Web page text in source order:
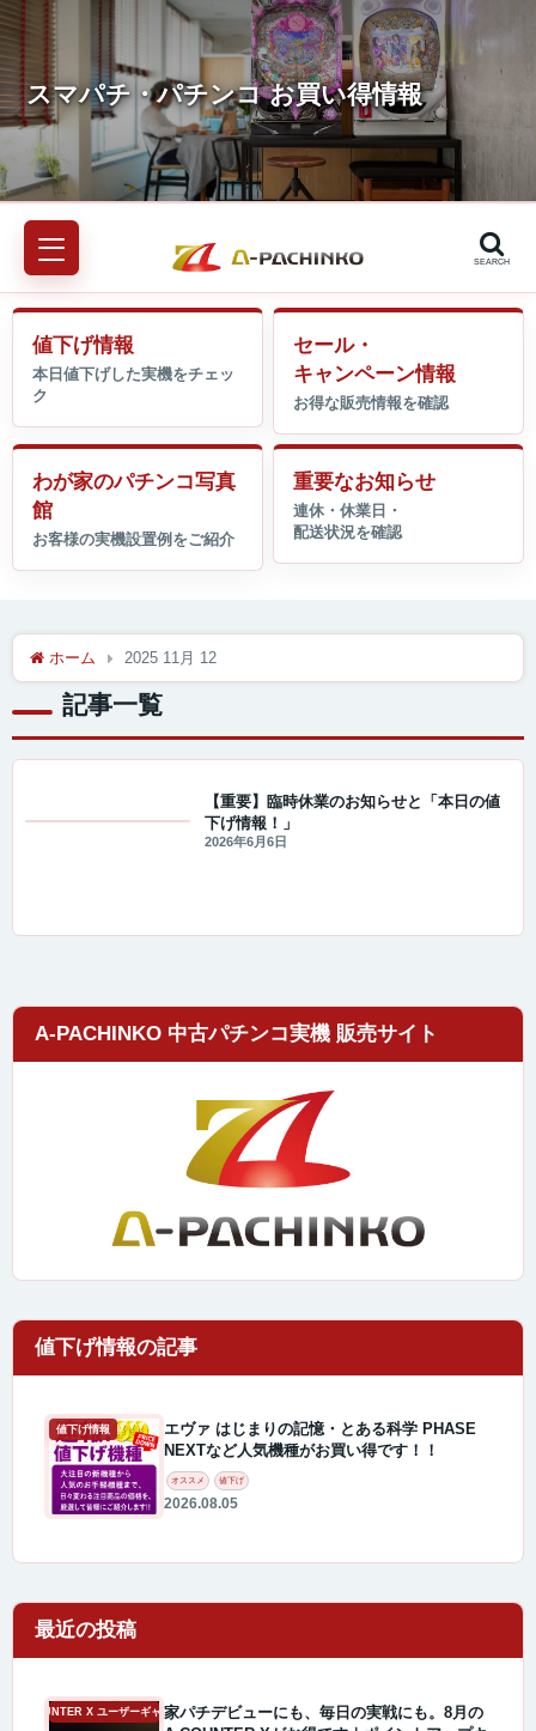
SEARCH
値下げ情報
セール・
キャンペーン情報
わが家のパチンコ写真
館
重要なお知らせ
ホーム 2025 11月 12
記事一覧
【重要】臨時休業のお知らせと「本日の値
下げ情報！」
2026年6月6日
A-PACHINKO 中古パチンコ実機 販売サイト
値下げ情報
エヴァ はじまりの記憶・とある科学 PHASE
NEXTなど人気機種がお買い得です！！
オススメ 値下げ
2026.08.05
最近の投稿
A-COUNTER X ユーザーギャラリー家パチデビューにも、毎日の実戦にも。8月の